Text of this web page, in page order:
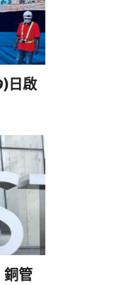
日啟
管